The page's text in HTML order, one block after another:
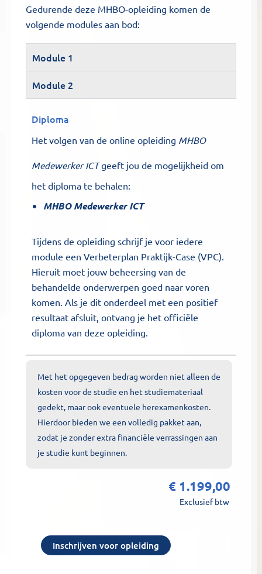
Gedurende deze MHBO-opleiding komen de
volgende modules aan bod:
Module 1
Module 2
Diploma
Het volgen van de online opleiding MHBO
Medewerker ICTgeeft jou de mogelijkheid om
het diploma te behalen:
MHBO Medewerker ICT
Tijdens de opleiding schrijf je voor iedere
module een Verbeterplan Praktijk-Case (VPC).
Hieruit moet jouw beheersing van de
behandelde onderwerpen goed naar voren
komen. Als je dit onderdeel met een positief
resultaat afsluit, ontvang je het officiële
diploma van deze opleiding.
Met het opgegeven bedrag worden niet alleen de
kosten voor de studie en het studiemateriaal
gedekt, maar ook eventuele herexamenkosten.
Hierdoor bieden we een volledig pakket aan,
zodat je zonder extra financiële verrassingen aan
je studie kunt beginnen.
€ 1.199,00
Exclusief btw
MHBO
Medewerker
Inschrijven voor opleiding